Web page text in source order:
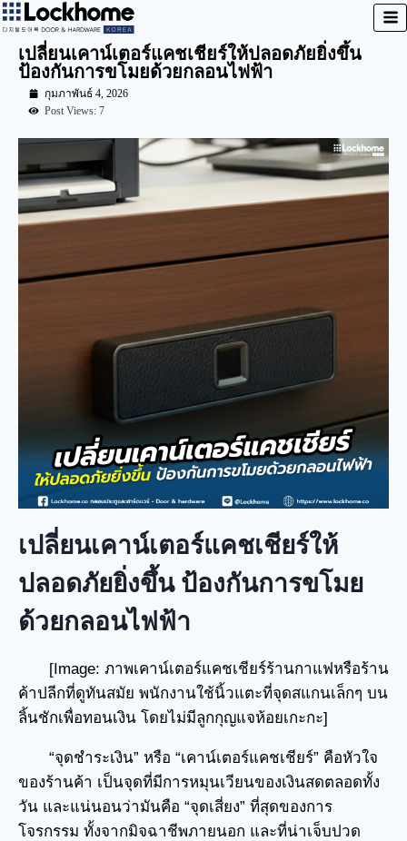
เปลี่ยนเคาน์เตอร์แคชเชียร์ให้ปลอดภัยยิ่งขึ้น
ป้องกันการขโมยด้วยกลอนไฟฟ้า
กุมภาพันธ์ 4, 2026
Post Views: 7
เปลี่ยนเคาน์เตอร์แคชเชียร์ให้
ปลอดภัยยิ่งขึ้น ป้องกันการขโมย
ด้วยกลอนไฟฟ้า
[Image: ภาพเคาน์เตอร์แคชเชียร์ร้านกาแฟหรือร้าน
ค้าปลีกที่ดูทันสมัย พนักงานใช้นิ้วแตะที่จุดสแกนเล็กๆ บน
ลิ้นชักเพื่อทอนเงิน โดยไม่มีลูกกุญแจห้อยเกะกะ]
“จุดชำระเงิน” หรือ “เคาน์เตอร์แคชเชียร์” คือหัวใจ
ของร้านค้า เป็นจุดที่มีการหมุนเวียนของเงินสดตลอดทั้ง
วัน และแน่นอนว่ามันคือ “จุดเสี่ยง” ที่สุดของการ
โจรกรรม ทั้งจากมิจฉาชีพภายนอก และที่น่าเจ็บปวด